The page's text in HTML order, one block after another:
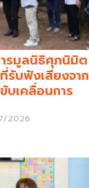
รมูลนิธิศุภนิมิต
รับฟังเสียงจาก
บเคลื่อนการ
2026